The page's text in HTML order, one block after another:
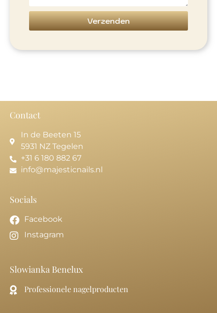
Verzenden
Contact
In de Beeten 15
5931 NZ Tegelen
+31 6 180 882 67
info@majesticnails.nl
Socials
Facebook
Instagram
Slowianka Benelux
Professionele nagelproducten